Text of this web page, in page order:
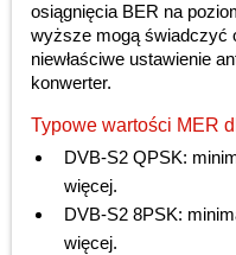
osiągnięcia BER na
wyższe mogą świadczyć
niewłaściwe ustawienie
konwerter.
Typowe wartości MER
DVB-S2 QPSK:
więcej.
DVB-S2 8PSK:
więcej.